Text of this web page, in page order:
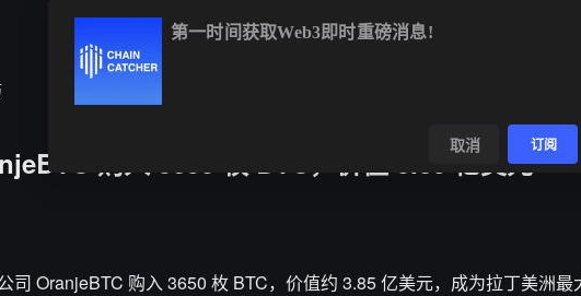
购入 3650 枚 BTC，价值 3.85 亿美元
司 OranjeBTC 购入 3650 枚 BTC，价值约 3.85 亿美元，成为拉丁美洲最
第一时间获取Web3即时重磅消息!
取消 订阅